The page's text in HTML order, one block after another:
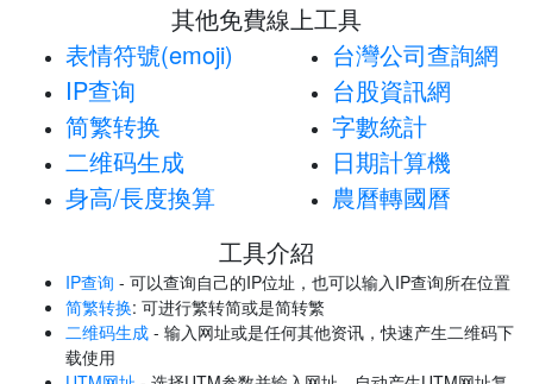
其他免費線上工具
表情符號(emoji)
IP查询
简繁转换
二维码生成
身高/長度換算
台灣公司查詢網
台股資訊網
字數統計
日期計算機
農曆轉國曆
工具介紹
IP查询 - 可以查询自己的IP位址，也可以输入IP查询所在位置
简繁转换: 可进行繁转简或是简转繁
二维码生成 - 输入网址或是任何其他资讯，快速产生二维码下
载使用